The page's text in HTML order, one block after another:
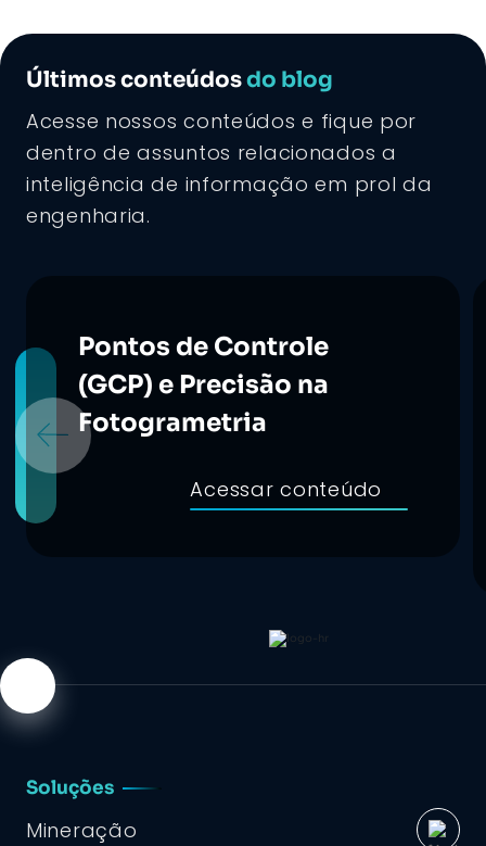
Últimos conteúdosdo blog
Acesse nossos conteúdos e fique por
dentro de assuntos relacionados a
inteligência de informação em prol da
engenharia.
Pontos de Controle
(GCP) e Precisão na
Fotogrametria
Acessar conteúdo
Soluções
Mineração